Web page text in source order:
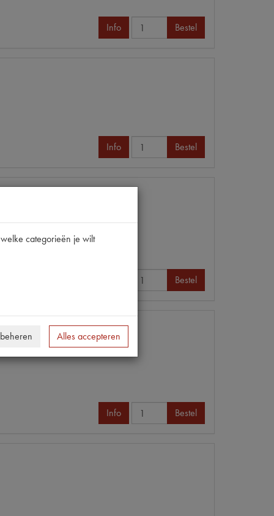
Info
Bestel
Info
Bestel
Bestel
Info
Bestel
categorieën je wilt
Alles accepteren